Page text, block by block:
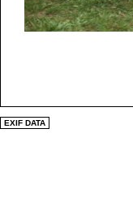
EXIF DATA